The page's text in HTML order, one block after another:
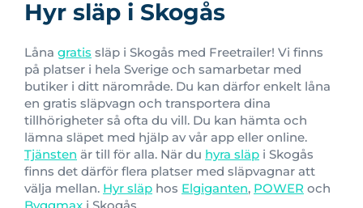
Hyr släp i Skogås
Låna gratis släp i Skogås med Freetrailer! Vi finns
på platser i hela Sverige och samarbetar med
butiker i ditt närområde. Du kan därfor enkelt låna
en gratis släpvagn och transportera dina
tillhörigheter så ofta du vill. Du kan hämta och
lämna släpet med hjälp av vår app eller online.
Tjänsten är till för alla. När du hyra släp i Skogås
finns det därför flera platser med släpvagnar att
välja mellan. Hyr släp hos Elgiganten, POWER och